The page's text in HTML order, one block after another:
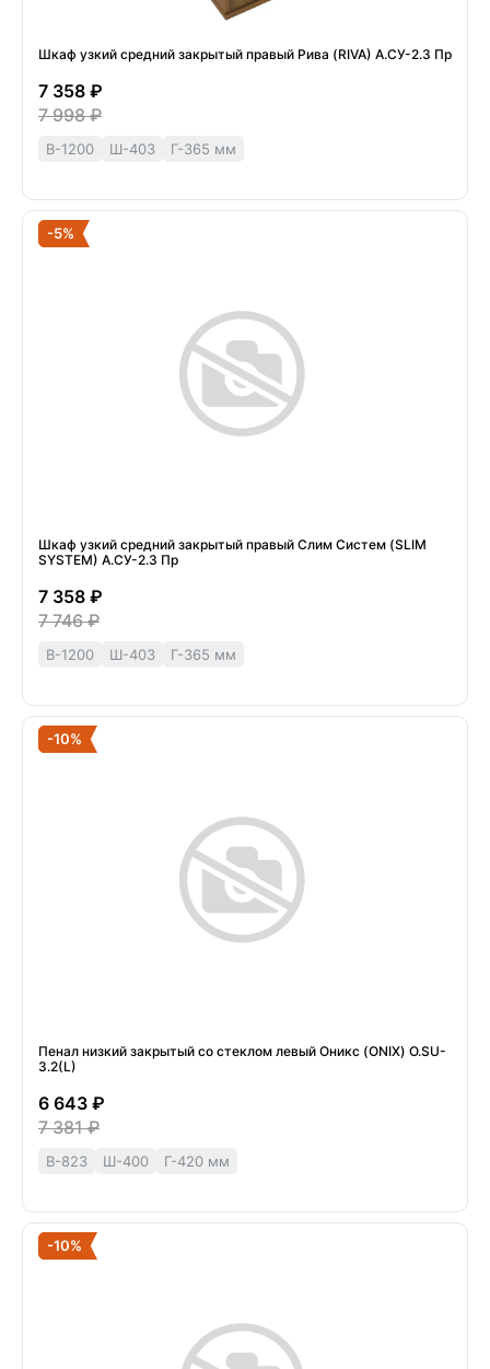
Шкаф узкий средний закрытый правый Рива (RIVA) А.СУ-2.3 Пр
7 358 ₽
7 998 ₽
В-1200 Ш-403 Г-365 мм
-5%
Шкаф узкий средний закрытый правый Слим Систем (SLIM
SYSTEM) А.СУ-2.3 Пр
7 358 ₽
7 746 ₽
В-1200 Ш-403 Г-365 мм
-10%
Пенал низкий закрытый со стеклом левый Оникс (ONIX) O.SU-
3.2(L)
6 643 ₽
7 381 ₽
В-823 Ш-400 Г-420 мм
-10%